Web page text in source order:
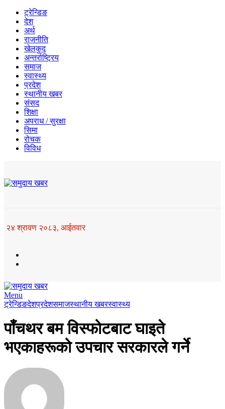
ट्रेन्डिङ
देश
अर्थ
राजनीति
खेलकुद
अन्तर्राष्ट्रिय
समाज
स्वास्थ्य
प्रदेश
स्थानीय खबर
संसद
शिक्षा
अपराध / सुरक्षा
सिमा
रोचक
विविध
२४ श्रावण २०८३, आईतवार
Menu
ट्रेन्डिङदेशप्रदेशसमाजस्थानीय खबरस्वास्थ्य
पाँचथर बम विस्फोटबाट घाइते
भएकाहरूको उपचार सरकारले गर्ने